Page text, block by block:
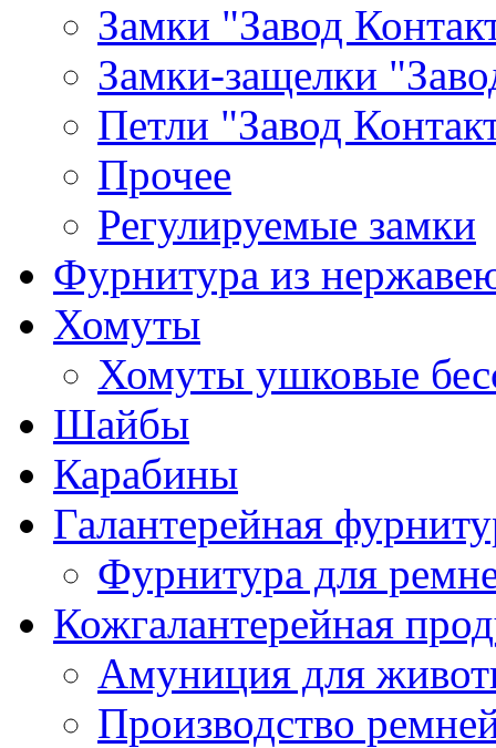
Замки "Завод
Замки-защелки
Петли "Завод
Прочее
Регулируемые замки
Фурнитура из
Хомуты
Хомуты ушковые
Шайбы
Карабины
Галантерейная
Фурнитура для
Кожгалантерейная
Амуниция для
Производство